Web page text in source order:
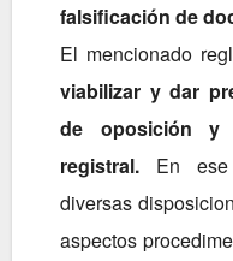
falsificación de
El mencionado
viabilizar y dar
de oposición y
registral. En
diversas
aspectos